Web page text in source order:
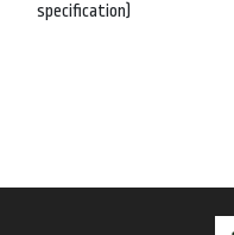
specification)